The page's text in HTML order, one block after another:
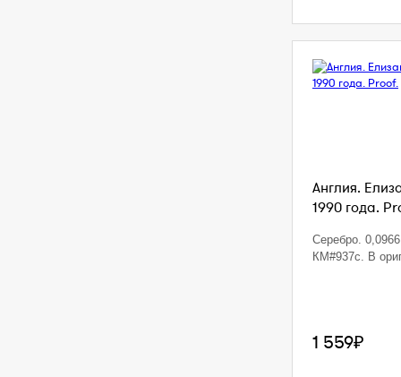
Англия.
1990 года.
Серебро.
КМ#937с. В
1 559₽